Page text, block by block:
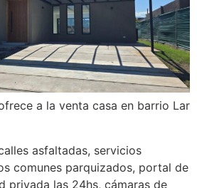
a la venta casa en barrio Lar
asfaltadas, servicios
comunes parquizados, portal de
privada las 24hs, cámaras de